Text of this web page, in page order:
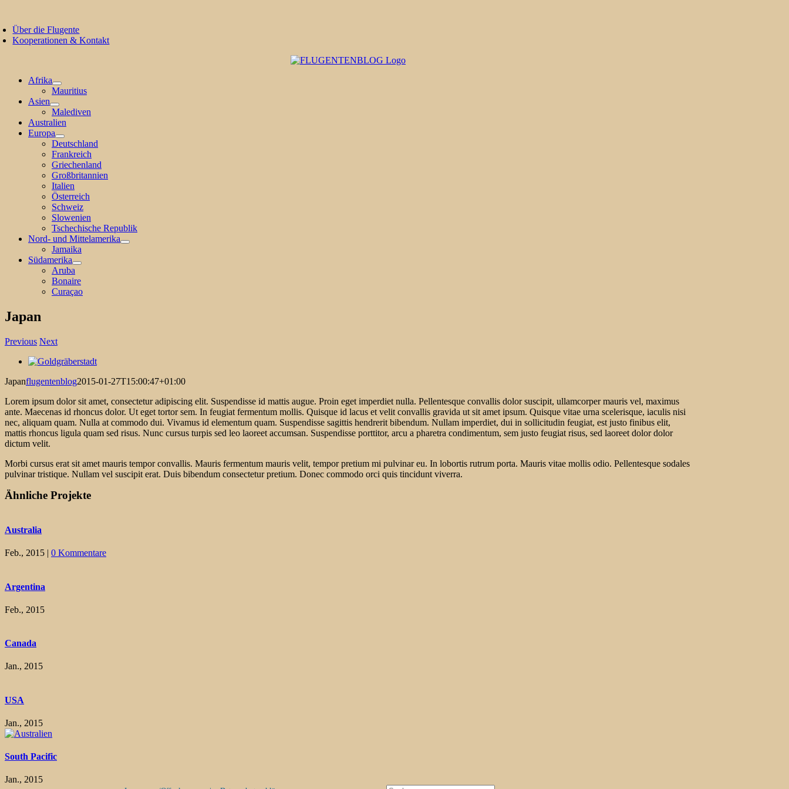
springen
Über die Flugente
Kooperationen & Kontakt
Afrika
Mauritius
Asien
Malediven
Australien
Europa
Deutschland
Frankreich
Griechenland
Großbritannien
Italien
Österreich
Schweiz
Slowenien
Tschechische Republik
Nord- und Mittelamerika
Jamaika
Südamerika
Aruba
Bonaire
Curaçao
Japan
Previous Next
View
Image
Japanflugentenblog2015-01-27T15:00:47+01:00
Lorem ipsum dolor sit amet, consectetur adipiscing elit. Suspendisse id mattis augue. Proin eget imperdiet nulla. Pellentesque convallis dolor suscipit, ullamcorper mauris vel, maximus
ante. Maecenas id rhoncus dolor. Ut eget tortor sem. In feugiat fermentum mollis. Quisque id lacus et velit convallis gravida ut sit amet ipsum. Quisque vitae urna scelerisque, iaculis nisi
nec, aliquam quam. Nulla at commodo dui. Vivamus id elementum quam. Suspendisse sagittis hendrerit bibendum. Nullam imperdiet, dui in sollicitudin feugiat, est justo finibus elit,
mattis rhoncus ligula quam sed risus. Nunc cursus turpis sed leo laoreet accumsan. Suspendisse porttitor, arcu a pharetra condimentum, sem justo feugiat risus, sed laoreet dolor dolor
dictum velit.
Morbi cursus erat sit amet mauris tempor convallis. Mauris fermentum mauris velit, tempor pretium mi pulvinar eu. In lobortis rutrum porta. Mauris vitae mollis odio. Pellentesque sodales
pulvinar tristique. Nullam vel suscipit erat. Duis bibendum consectetur pretium. Donec commodo orci quis tincidunt viverra.
Ähnliche Projekte
Australia
Feb., 2015 | 0 Kommentare
Argentina
Feb., 2015
Canada
Jan., 2015
USA
Jan., 2015
South Pacific
Jan., 2015